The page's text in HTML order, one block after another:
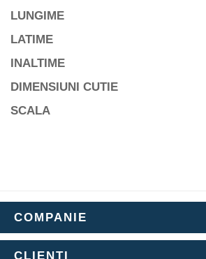
LUNGIME
LATIME
INALTIME
DIMENSIUNI CUTIE
SCALA
COMPANIE
CLIENTI